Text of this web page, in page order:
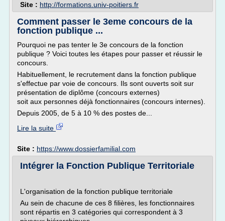
Site : http://formations.univ-poitiers.fr
Comment passer le 3eme concours de la
fonction publique ...
Pourquoi ne pas tenter le 3e concours de la fonction
publique ? Voici toutes les étapes pour passer et réussir le
concours.
Habituellement, le recrutement dans la fonction publique
s'effectue par voie de concours. Ils sont ouverts soit sur
pré­sentation de diplôme (concours externes)
soit aux personnes déjà fonctionnaires (concours internes).
Depuis 2005, de 5 à 10 % des postes de...
Lire la suite
Site : https://www.dossierfamilial.com
Intégrer la Fonction Publique Territoriale
L'organisation de la fonction publique territoriale
Au sein de chacune de ces 8 filières, les fonctionnaires
sont répartis en 3 catégories qui correspondent à 3